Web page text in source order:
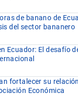
de banano de
del sector bananero
Ecuador: El desafío
fortalecer su
Económica